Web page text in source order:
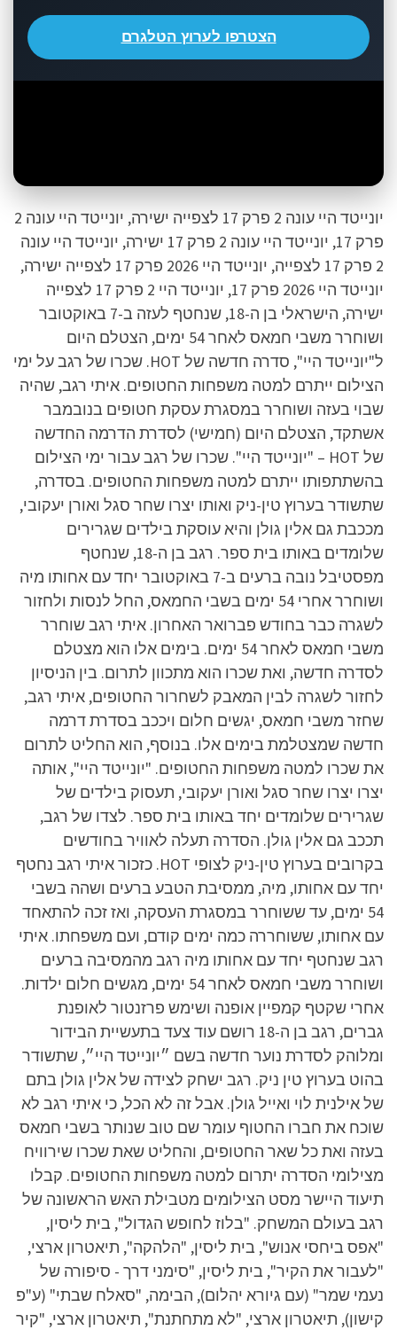
הצטרפו לערוץ הטלגרם
יונייטד היי עונה 2 פרק 17 לצפייה ישירה, יונייטד היי עונה 2
פרק 17, יונייטד היי עונה 2 פרק 17 ישירה, יונייטד היי עונה
2 פרק 17 לצפייה, יונייטד היי 2026 פרק 17 לצפייה ישירה,
יונייטד היי 2026 פרק 17, יונייטד היי 2 פרק 17 לצפייה
ישירה, הישראלי בן ה-18, שנחטף לעזה ב-7 באוקטובר
ושוחרר משבי חמאס לאחר 54 ימים, הצטלם היום
ל"יונייטד היי", סדרה חדשה של HOT. שכרו של רגב על ימי
הצילום ייתרם למטה משפחות החטופים. איתי רגב, שהיה
שבוי בעזה ושוחרר במסגרת עסקת חטופים בנובמבר
אשתקד, הצטלם היום (חמישי) לסדרת הדרמה החדשה
של HOT – "יונייטד היי". שכרו של רגב עבור ימי הצילום
בהשתתפותו ייתרם למטה משפחות החטופים. בסדרה,
שתשודר בערוץ טין-ניק ואותו יצרו שחר סגל ואורן יעקובי,
מככבת גם אלין גולן והיא עוסקת בילדים שגרירים
שלומדים באותו בית ספר. רגב בן ה-18, שנחטף
מפסטיבל נובה ברעים ב-7 באוקטובר יחד עם אחותו מיה
ושוחרר אחרי 54 ימים בשבי החמאס, החל לנסות ולחזור
לשגרה כבר בחודש פברואר האחרון. איתי רגב שוחרר
משבי חמאס לאחר 54 ימים. בימים אלו הוא מצטלם
לסדרה חדשה, ואת שכרו הוא מתכוון לתרום. בין הניסיון
לחזור לשגרה לבין המאבק לשחרור החטופים, איתי רגב,
שחזר משבי חמאס, יגשים חלום ויככב בסדרת דרמה
חדשה שמצטלמת בימים אלו. בנוסף, הוא החליט לתרום
את שכרו למטה משפחות החטופים. "יונייטד היי", אותה
יצרו יצרו שחר סגל ואורן יעקובי, תעסוק בילדים של
שגרירים שלומדים יחד באותו בית ספר. לצדו של רגב,
תככב גם אלין גולן. הסדרה תעלה לאוויר בחודשים
בקרובים בערוץ טין-ניק לצופי HOT. כזכור איתי רגב נחטף
יחד עם אחותו, מיה, ממסיבת הטבע ברעים ושהה בשבי
54 ימים, עד ששוחרר במסגרת העסקה, ואז זכה להתאחד
עם אחותו, ששוחררה כמה ימים קודם, ועם משפחתו. איתי
רגב שנחטף יחד עם אחותו מיה רגב מהמסיבה ברעים
ושוחרר משבי חמאס לאחר 54 ימים, מגשים חלום ילדות.
אחרי שקטף קמפיין אופנה ושימש פרזנטור לאופנת
גברים, רגב בן ה-18 רושם עוד צעד בתעשיית הבידור
ומלוהק לסדרת נוער חדשה בשם ״יונייטד היי״, שתשודר
בהוט בערוץ טין ניק. רגב ישחק לצידה של אלין גולן בתם
של אילנית לוי ואייל גולן. אבל זה לא הכל, כי איתי רגב לא
שוכח את חברו החטוף עומר שם טוב שנותר בשבי חמאס
בעזה ואת כל שאר החטופים, והחליט שאת שכרו שירוויח
מצילומי הסדרה יתרום למטה משפחות החטופים. קבלו
תיעוד היישר מסט הצילומים מטבילת האש הראשונה של
רגב בעולם המשחק. "בלוז לחופש הגדול", בית ליסין,
"אפס ביחסי אנוש", בית ליסין, "הלהקה", תיאטרון ארצי,
"לעבור את הקיר", בית ליסין, "סימני דרך - סיפורה של
נעמי שמר" (עם גיורא יהלום), הבימה, "סאלח שבתי" (ע"פ
קישון), תיאטרון ארצי, "לא מתחתנת", תיאטרון ארצי, "קיר